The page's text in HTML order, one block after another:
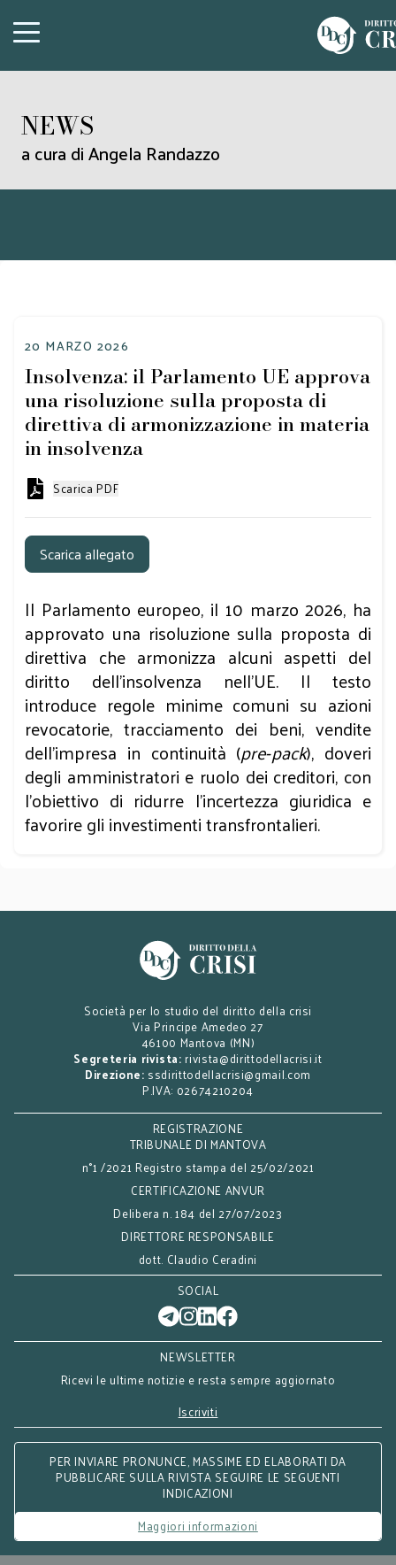
NEWS
a cura di Angela Randazzo
20 MARZO 2026
Insolvenza: il Parlamento UE approva
una risoluzione sulla proposta di
direttiva di armonizzazione in materia
in insolvenza
Scarica PDF
Scarica allegato
Il Parlamento europeo, il 10 marzo 2026, ha
approvato una risoluzione sulla proposta di
direttiva che armonizza alcuni aspetti del
diritto dell’insolvenza nell’UE. Il testo
introduce regole minime comuni su azioni
revocatorie, tracciamento dei beni, vendite
dell’impresa in continuità (pre‑pack), doveri
degli amministratori e ruolo dei creditori, con
l’obiettivo di ridurre l’incertezza giuridica e
favorire gli investimenti transfrontalieri.
Società per lo studio del diritto della crisi
Via Principe Amedeo 27
46100 Mantova (MN)
Segreteria rivista: rivista@dirittodellacrisi.it
Direzione: ssdirittodellacrisi@gmail.com
P.IVA: 02674210204
REGISTRAZIONE
TRIBUNALE DI MANTOVA
n°1 /2021 Registro stampa del 25/02/2021
CERTIFICAZIONE ANVUR
Delibera n. 184 del 27/07/2023
DIRETTORE RESPONSABILE
dott. Claudio Ceradini
SOCIAL
NEWSLETTER
Ricevi le ultime notizie e resta sempre aggiornato
Iscriviti
PER INVIARE PRONUNCE, MASSIME ED ELABORATI DA
PUBBLICARE SULLA RIVISTA SEGUIRE LE SEGUENTI
INDICAZIONI
Maggiori informazioni